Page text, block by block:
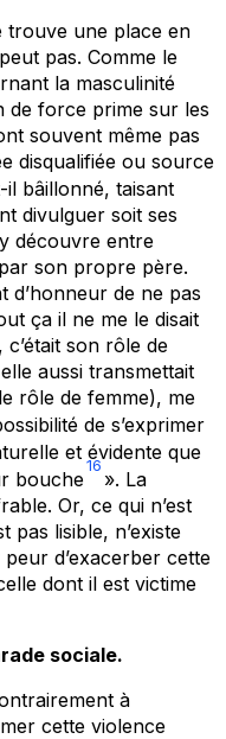
trouve une place en
pas. Comme le
la masculinité
de force prime sur les
souvent même pas
disqualifiée ou source
il bâillonné, taisant
divulguer soit ses
découvre entre
son propre père.
d’honneur de ne pas
ça il ne me le disait
son rôle de
aussi transmettait
rôle de femme), me
de s’exprimer
et évidente que
bouche
16
». La
Or, ce qui n’est
pas lisible, n’existe
d’exacerber cette
dont il est victime
sociale.
à
cette violence